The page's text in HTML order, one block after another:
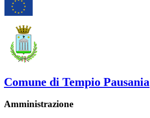
Comune di Tempio Pausania
Amministrazione